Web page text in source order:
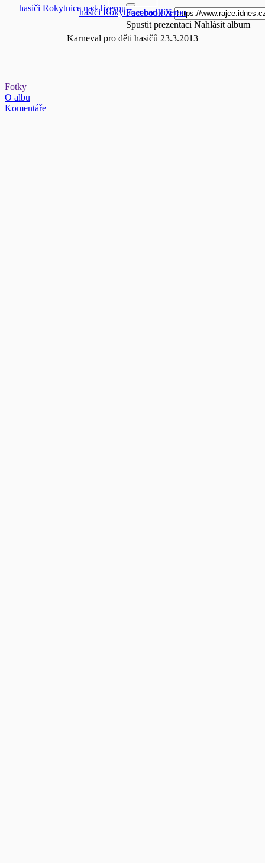
hasiči Rokytnice nad Jizerou
Karneval pro děti hasičů 23.3.2013
hasiči Rokytnice nad JizerouFacebook X
Spustit prezentaci Nahlásit album
Fotky
O albu
Komentáře